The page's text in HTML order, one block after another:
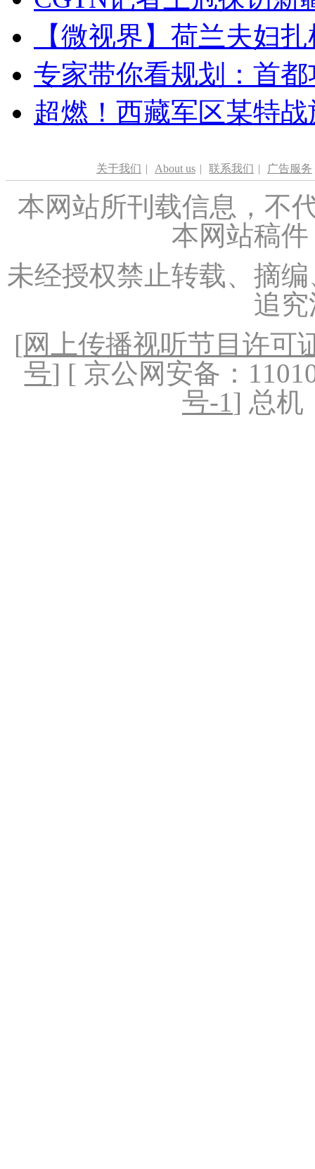
【微视界】荷兰夫妇
专家带你看规划：首
超燃！西藏军区某特
关于我们 | About us | 联系我们 | 广告服务
本网站所刊载信息，不
本网站稿
未经授权禁止转载、摘
追
[网上传播视听节目许可
号] [ 京公网安备：
号-1] 总机